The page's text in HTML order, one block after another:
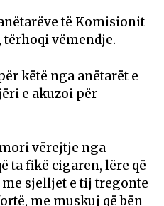
të Komisionit
tërhoqi vëmendje.
këtë nga anëtarët e
e akuzoi për
vërejtje nga
ta fikë cigaren, lëre që
sjelljet e tij tregonte
me muskuj që bën